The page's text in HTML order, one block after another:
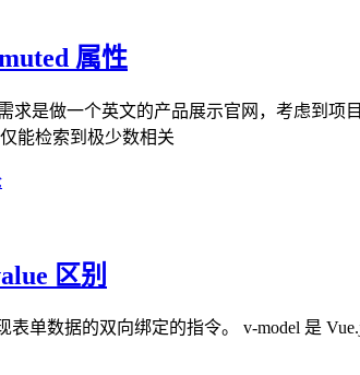
属性
求是做一个英文的产品展示官网，考虑到
能检索到极少数相关
区别
表单数据的双向绑定的指令。 v-model 是